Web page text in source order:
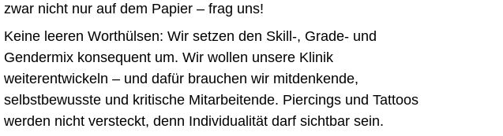
zwar nicht nur auf dem Papier – frag uns!
Keine leeren Worthülsen: Wir setzen den Skill-, Grade- und
Gendermix konsequent um. Wir wollen unsere Klinik
weiterentwickeln – und dafür brauchen wir mitdenkende,
selbstbewusste und kritische Mitarbeitende. Piercings und Tattoos
werden nicht versteckt, denn Individualität darf sichtbar sein.